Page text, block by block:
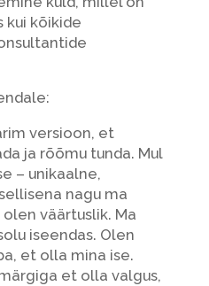
kui kõikide
versioon, et
ja rõõmu tunda. Mul
– unikaalne,
nagu ma
väärtuslik. Ma
iseendas. Olen
et olla mina ise.
et olla valgus,